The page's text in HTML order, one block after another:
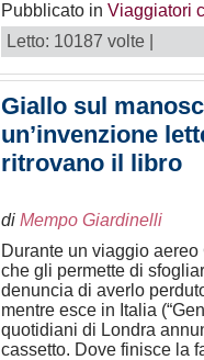
Pubblicato in Viaggiatori
Letto: 10187 volte |
Giallo sul
un’invenzione
ritrovano il libro
di Mempo Giardinelli
Durante un viaggio
che gli permette di
denuncia di averlo
mentre esce in Italia
quotidiani di Londra
cassetto. Dove finisce la